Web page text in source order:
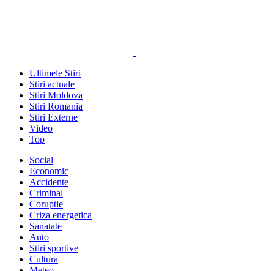
Ultimele Stiri
Stiri actuale
Stiri Moldova
Stiri Romania
Stiri Externe
Video
Top
Social
Economic
Accidente
Criminal
Coruptie
Criza energetica
Sanatate
Auto
Stiri sportive
Cultura